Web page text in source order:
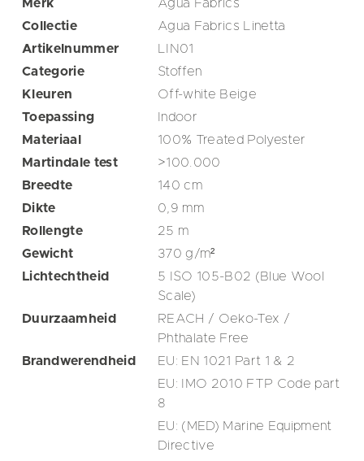
Merk
Agua Fabrics
Collectie
Agua Fabrics Linetta
Artikelnummer
LIN01
Categorie
Stoffen
Kleuren
Off-white Beige
Toepassing
Indoor
Materiaal
100% Treated Polyester
Martindale test
>100.000
Breedte
140cm
Dikte
0,9 mm
Rollengte
25 m
Gewicht
370g/m²
Lichtechtheid
5 ISO 105-B02 (Blue Wool
Scale)
Duurzaamheid
REACH / Oeko-Tex /
Phthalate Free
Brandwerendheid
EU: EN 1021 Part 1 & 2
EU: IMO 2010 FTP Code part
8
EU: (MED) Marine Equipment
Directive